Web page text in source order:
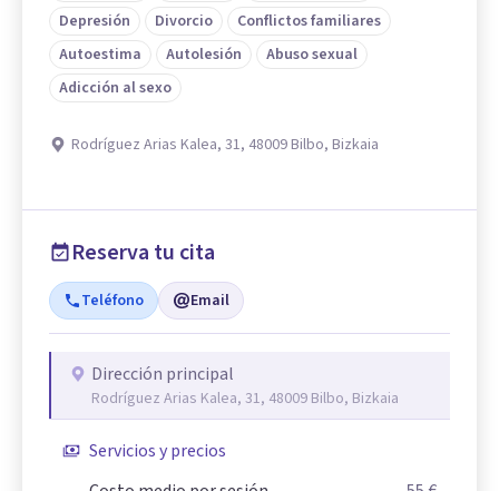
Depresión
Divorcio
Conflictos familiares
Autoestima
Autolesión
Abuso sexual
Adicción al sexo
Rodríguez Arias Kalea, 31, 48009 Bilbo, Bizkaia
Reserva tu cita
Teléfono Email
Dirección principal
Rodríguez Arias Kalea, 31, 48009 Bilbo, Bizkaia
Servicios y precios